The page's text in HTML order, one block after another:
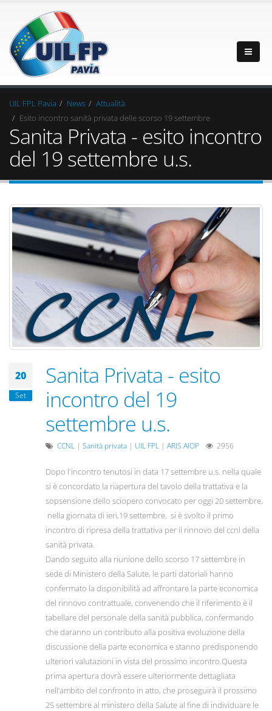
UIL FPL Pavia News
Attualità
Esito incontro sanità privata delle scorso 19 settembre
Sanita Privata - esito incontro
del 19 settembre u.s.
20
Set
Sanita Privata - esito
incontro del 19
settembre u.s.
CCNL | Sanità privata | UIL FPL | ARIS AIOP 2956
Dopo l'incontro tenutosi in data 17 settembre u.s. nella quale
si è concordato la riapertura del tavolo della trattativa e la
sopsensione dello sciopero convocato per oggi 20 settembre,
nella giornata di ieri,19 settembre, si è svolto il primo
incontro di ripresa della trattativa per il rinnovo del ccnl della
sanità privata.
Dando seguito alla riunione dello scorso 17 settembre in
sede di Ministero della Salute, le parti datoriali hanno
confermato la disponibilità ad affrontare la parte economica
del rinnovo contrattuale, convenendo che il riferimento è il
tabellare del personale della sanità pubblica, confermando
che daranno un contributo alla positiva evoluzione della
discussione della parte economica e stanno predisponendo
ulteriori valutazioni in vista del prossimo incontro.Questa
prima apertura dovrà essere ulteriormente dettagliata
nell’ambito del confronto in atto, che proseguirà il prossimo
25 settembre al ministero della Salute al fine di individuare le